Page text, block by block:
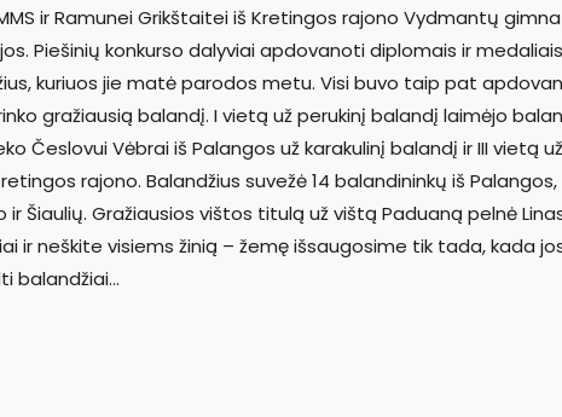
ir Ramunei Grikštaitei iš Kretingos rajono Vydmantų
Piešinių konkurso dalyviai apdovanoti diplomais ir
kuriuos jie matė parodos metu. Visi buvo taip pat
gražiausią balandį. I vietą už perukinį balandį laimėjo
Česlovui Vėbrai iš Palangos už karakulinį balandį ir III vietą
rajono. Balandžius suvežė 14 balandininkų iš
ir Šiaulių. Gražiausios vištos titulą už vištą Paduaną pelnė
ir neškite visiems žinią – žemę išsaugosime tik tada, kada
balandžiai…